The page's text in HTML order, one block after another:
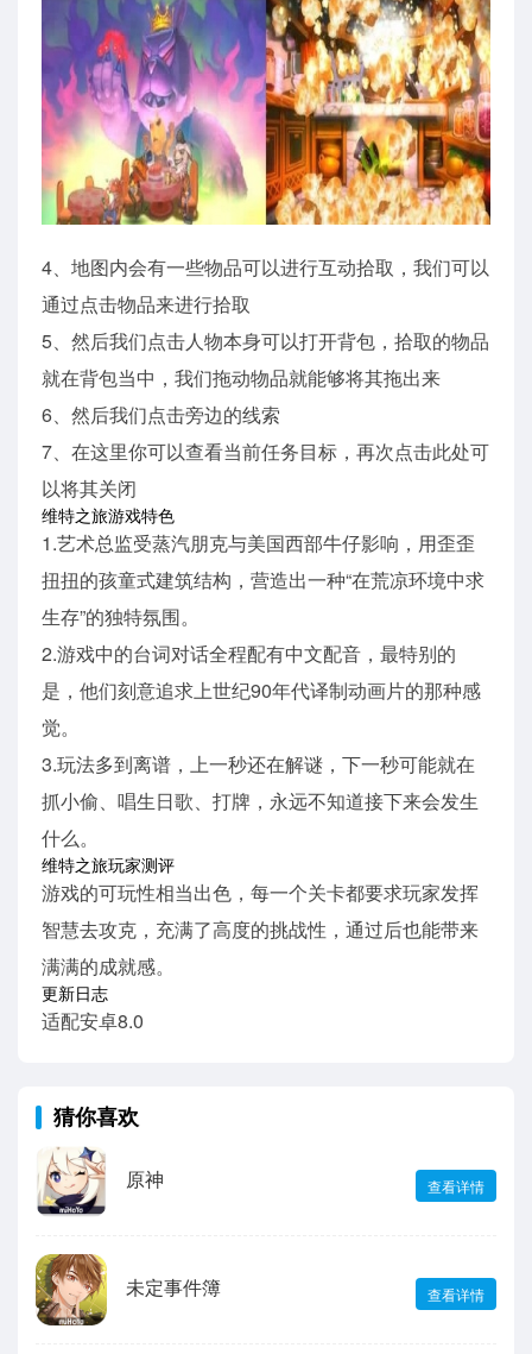
4、地图内会有一些物品可以进行互动拾取，我们可以
通过点击物品来进行拾取
5、然后我们点击人物本身可以打开背包，拾取的物品
就在背包当中，我们拖动物品就能够将其拖出来
6、然后我们点击旁边的线索
7、在这里你可以查看当前任务目标，再次点击此处可
以将其关闭
维特之旅游戏特色
1.艺术总监受蒸汽朋克与美国西部牛仔影响，用歪歪
扭扭的孩童式建筑结构，营造出一种“在荒凉环境中求
生存”的独特氛围。
2.游戏中的台词对话全程配有中文配音，最特别的
是，他们刻意追求上世纪90年代译制动画片的那种感
觉。
3.玩法多到离谱，上一秒还在解谜，下一秒可能就在
抓小偷、唱生日歌、打牌，永远不知道接下来会发生
什么。
维特之旅玩家测评
游戏的可玩性相当出色，每一个关卡都要求玩家发挥
智慧去攻克，充满了高度的挑战性，通过后也能带来
满满的成就感。
更新日志
适配安卓8.0
猜你喜欢
原神 查看详情
未定事件簿 查看详情